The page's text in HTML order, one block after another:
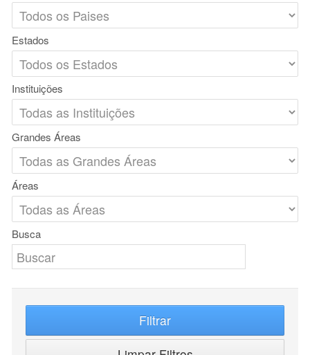
Estados
Instituições
Grandes Áreas
Áreas
Busca
Filtrar